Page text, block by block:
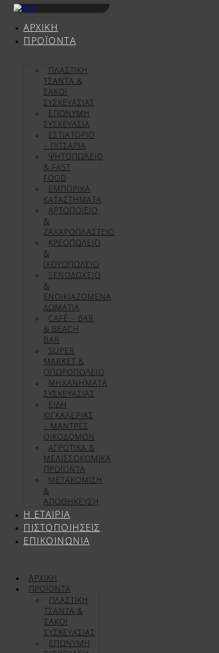
Μετάβαση
περιεχόμενοΑΡΧΙΚΉ
ΠΡΟΪΌΝΤΑ
ΠΛΑΣΤΙΚΗ
ΤΣΑΝΤΑ &
ΣΑΚΟΙ
ΣΥΣΚΕΥΑΣΙΑΣ
ΕΠΏΝΥΜΗ
ΣΥΣΚΕΥΑΣΊΑ
ΕΣΤΙΑΤΟΡΙΟ
– ΠΙΤΣΑΡΙΑ
ΨΗΤΟΠΩΛΕΙΟ
& FAST
FOOD
ΕΜΠΟΡΙΚΑ
ΚΑΤΑΣΤΗΜΑΤΑ
ΑΡΤΟΠΟΙΕΙΟ
&
ΖΑΧΑΡΟΠΛΑΣΤΕΙΟ
ΚΡΕΟΠΩΛΕΙΟ
&
ΙΧΘΥΟΠΩΛΕΙΟ
ΞΕΝΟΔΟΧΕΙΟ
&
ΕΝΟΙΚΙΑΖΟΜΕΝΑ
ΔΩΜΑΤΙΑ
CAFÉ – BAR
& BEACH
BAR
SUPER
MARKET &
ΟΠΩΡΟΠΩΛΕΙΟ
ΜΗΧΑΝΗΜΑΤΑ
ΣΥΣΚΕΥΑΣΙΑΣ
ΕΙΔΗ
ΚΙΓΚΑΛΕΡΙΑΣ
– ΜΑΝΤΡΕΣ
ΟΙΚΟΔΟΜΩΝ
ΑΓΡΟΤΙΚΑ &
ΜΕΛΙΣΣΟΚΟΜΙΚΑ
ΠΡΟΪΟΝΤΑ
ΜΕΤΑΚΟΜΙΣΗ
&
ΑΠΟΘΗΚΕΥΣΗ
Η ΕΤΑΙΡΊΑ
ΠΙΣΤΟΠΟΙΉΣΕΙΣ
ΕΠΙΚΟΙΝΩΝΊΑ
ΑΡΧΙΚΉ
ΠΡΟΪΌΝΤΑ
ΠΛΑΣΤΙΚΗ
ΤΣΑΝΤΑ &
ΣΑΚΟΙ
ΣΥΣΚΕΥΑΣΙΑΣ
ΕΠΏΝΥΜΗ